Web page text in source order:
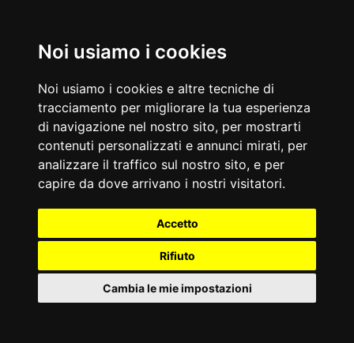
Noi usiamo i cookies
Noi usiamo i cookies e altre tecniche di
tracciamento per migliorare la tua esperienza
di navigazione nel nostro sito, per mostrarti
contenuti personalizzati e annunci mirati, per
analizzare il traffico sul nostro sito, e per
capire da dove arrivano i nostri visitatori.
Accetto
Rifiuto
Cambia le mie impostazioni